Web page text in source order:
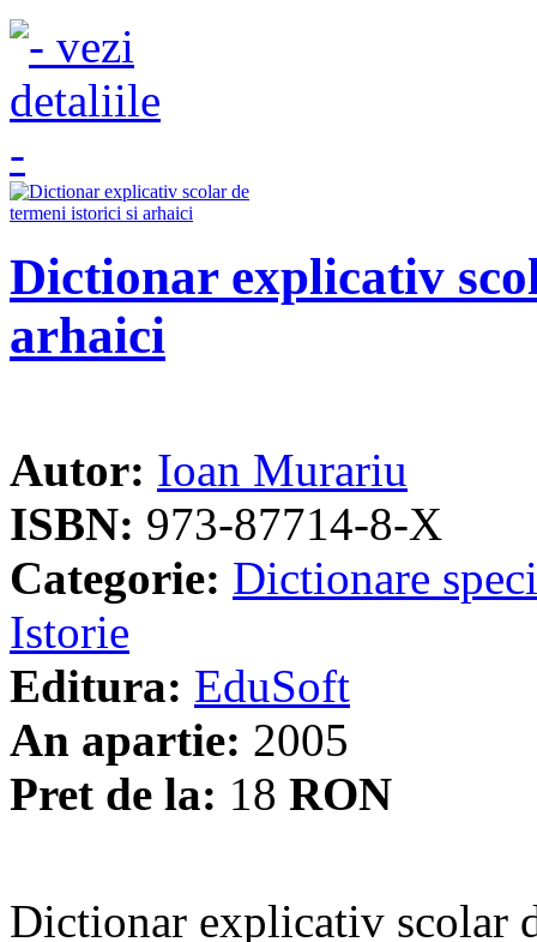
Dictionar explicativ
arhaici
Autor: Ioan Murariu
ISBN: 973-87714-8-X
Categorie: Dictionare
Istorie
Editura: EduSoft
An apartie: 2005
Pret de la: 18 RON
Dictionar explicativ scolar